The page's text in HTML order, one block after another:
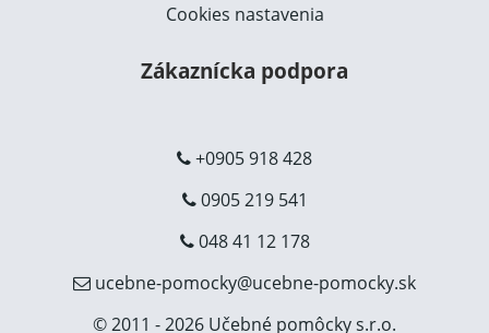
Cookies nastavenia
Zákaznícka podpora
+0905 918 428
0905 219 541
048 41 12 178
ucebne-pomocky@ucebne-pomocky.sk
© 2011 - 2026 Učebné pomôcky s.r.o.